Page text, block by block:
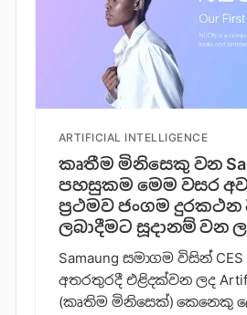
ARTIFICIAL INTELLIGENCE
කෘතීම මිනිසෙකු වන
පහසුකම මෙම වසර
ප්‍රථමව ජංගම
ලබාදීමට සූදානම් වන
Samaung සමාගම විසින්
අතරතුරදී එළිදක්වන ලද
(කෘතිම මිනිසෙක්) කෙනෙකු